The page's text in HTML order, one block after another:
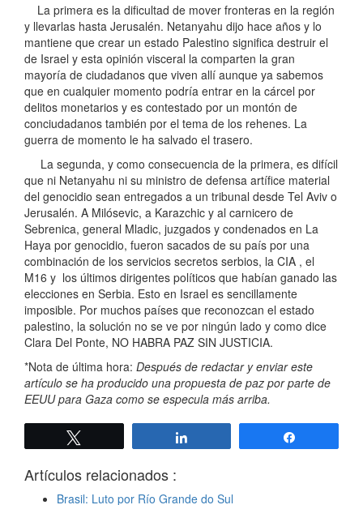
La primera es la dificultad de mover fronteras en la región
y llevarlas hasta Jerusalén. Netanyahu dijo hace años y lo
mantiene que crear un estado Palestino significa destruir el
de Israel y esta opinión visceral la comparten la gran
mayoría de ciudadanos que viven allí aunque ya sabemos
que en cualquier momento podría entrar en la cárcel por
delitos monetarios y es contestado por un montón de
conciudadanos también por el tema de los rehenes. La
guerra de momento le ha salvado el trasero.
La segunda, y como consecuencia de la primera, es difícil
que ni Netanyahu ni su ministro de defensa artífice material
del genocidio sean entregados a un tribunal desde Tel Aviv o
Jerusalén. A Milósevic, a Karazchic y al carnicero de
Sebrenica, general Mladic, juzgados y condenados en La
Haya por genocidio, fueron sacados de su país por una
combinación de los servicios secretos serbios, la CIA , el
M16 y los últimos dirigentes políticos que habían ganado las
elecciones en Serbia. Esto en Israel es sencillamente
imposible. Por muchos países que reconozcan el estado
palestino, la solución no se ve por ningún lado y como dice
Clara Del Ponte, NO HABRA PAZ SIN JUSTICIA.
*Nota de última hora: Después de redactar y enviar este
artículo se ha producido una propuesta de paz por parte de
EEUU para Gaza como se especula más arriba.
Artículos relacionados :
Brasil: Luto por Río Grande do Sul